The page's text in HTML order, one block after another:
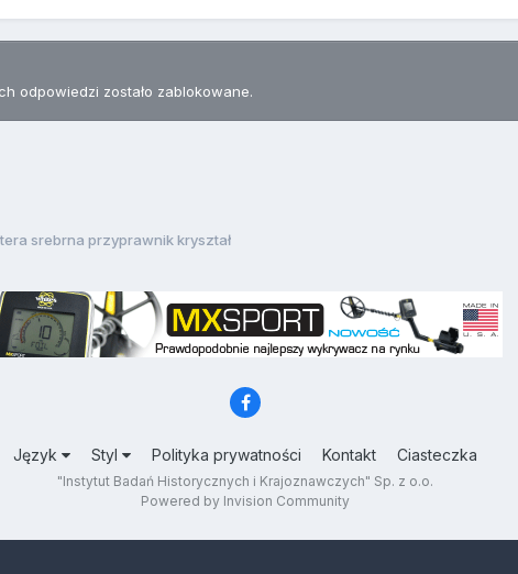
odpowiedzi zostało zablokowane.
srebrna przyprawnik kryształ
Język Styl Polityka prywatności Kontakt Ciasteczka
"Instytut Badań Historycznych i Krajoznawczych" Sp. z o.o.
Powered by Invision Community